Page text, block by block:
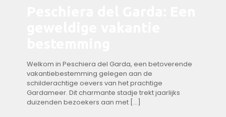
Welkom in Peschiera del Garda, een betoverende
vakantiebestemming gelegen aan de
schilderachtige oevers van het prachtige‌
Gardameer. Dit‌ charmante stadje‌ trekt jaarlijks
duizenden bezoekers aan met […]